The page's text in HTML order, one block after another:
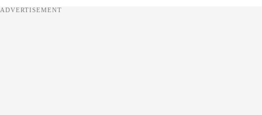
ADVERTISEMENT